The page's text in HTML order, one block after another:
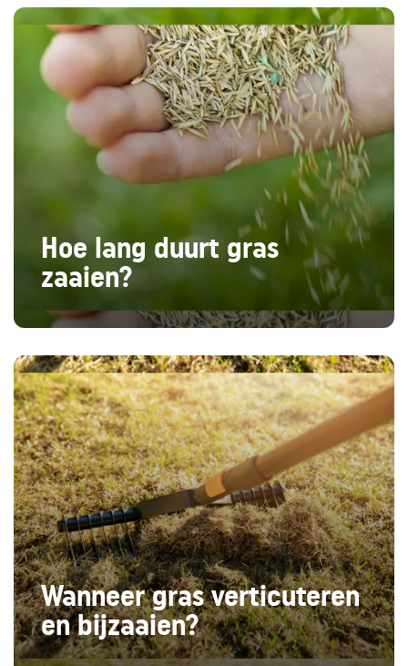
Hoe lang duurt gras
zaaien?
Wanneer gras verticuteren
en bijzaaien?